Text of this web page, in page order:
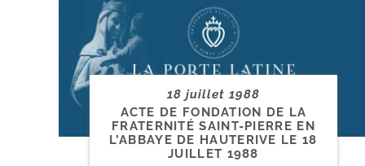
18 juillet 1988
ACTE DE FONDATION DE LA
FRATERNITÉ SAINT-​PIERRE EN
L’ABBAYE DE HAUTERIVE LE 18
JUILLET 1988